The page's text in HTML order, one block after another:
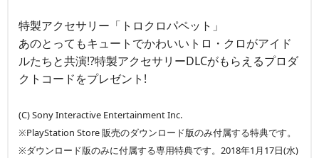
特製アクセサリー「トロクロパペット」
あのとってもキュートでかわいいトロ・クロがアイド
ルたちと共演!?特製アクセサリーDLCがもらえるプロダ
クトコードをプレゼント!
(C) Sony Interactive Entertainment Inc.
※PlayStation Store 販売のダウンロード版のみ付属する特典です。
※ダウンロード版のみに付属する専用特典です。2018年1月17日(水)